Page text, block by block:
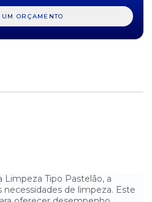
COM 5UN
UM ORÇAMENTO
Tipo Pastelão, a
necessidades de limpeza. Este